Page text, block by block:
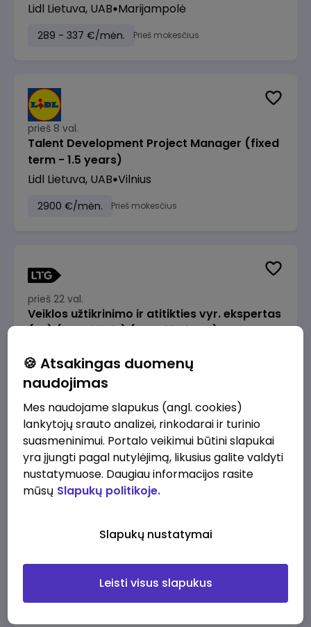
Lidl Lietuva, UAB Marijampolė
289 - 337 €/mėn. Prieš mokesčius
prieš 8 val.
Talent Development Project Manager (fixed
term - 1.5 years)
Lidl Lietuva, UAB Vilnius
2900 €/mėn. Prieš mokesčius
prieš 22 val.
Veiklos užtikrinimo ir atitikties vyr. ekspertas
(-ė) (Radviliškis) (Radviliškis, LT)
2610 - 3910 €/mėn.
prieš 22 val.
Veiklos užtikrinimo ir atitikties vyr. ekspertas
(-ė) (Kaunas) (Kaunas, LT)
🍪 Atsakingas duomenų
naudojimas
Mes naudojame slapukus (angl. cookies)
lankytojų srauto analizei, rinkodarai ir turinio
suasmeninimui. Portalo veikimui būtini slapukai
yra įjungti pagal nutylėjimą, likusius galite valdyti
nustatymuose. Daugiau informacijos rasite
mūsų Slapukų politikoje.
Slapukų nustatymai
Leisti visus slapukus